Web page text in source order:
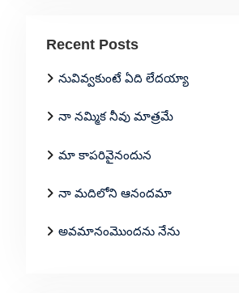
Recent Posts
నువివ్వకుంటే ఏది లేదయ్యా
నా నమ్మిక నీవు మాత్రమే
మా కాపరివైనందున
నా మదిలోని ఆనందమా
అవమానంమొందను నేను